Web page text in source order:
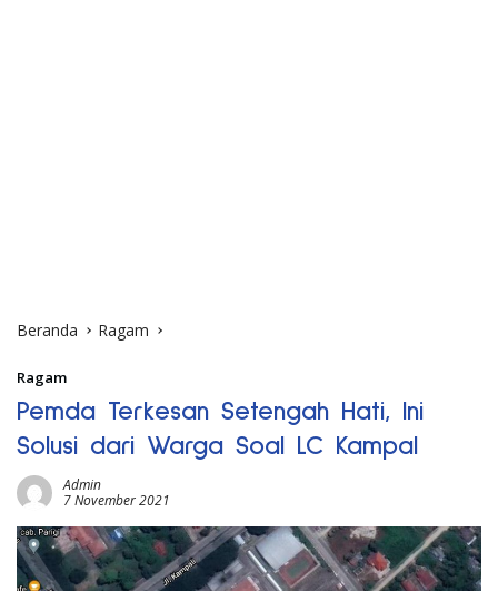
Beranda Ragam
Ragam
Pemda Terkesan Setengah Hati, Ini
Solusi dari Warga Soal LC Kampal
Admin
7 November 2021